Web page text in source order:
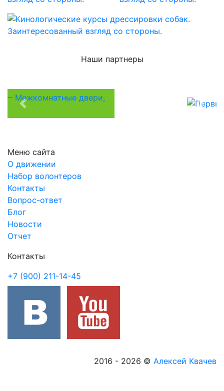
Наши партнеры
Previous Next
О движении
Набор волонтеров
Контакты
Вопрос-ответ
Блог
Новости
Отчет
Контакты
+7 (900) 211-14-45